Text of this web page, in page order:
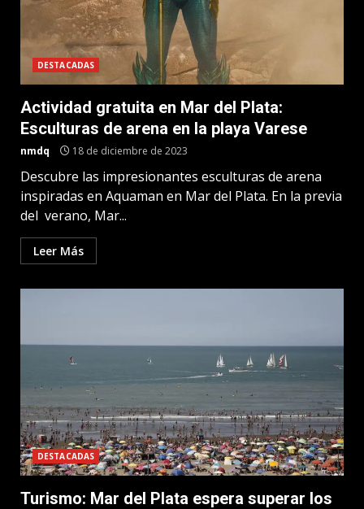
DESTACADAS
Actividad gratuita en Mar del Plata:
Esculturas de arena en la playa Varese
nmdq 18 de diciembre de 2023
Descubre las impresionantes esculturas de arena
inspiradas en Aquaman en Mar del Plata. En la previa
del verano, Mar...
Leer Más
DESTACADAS
Turismo: Mar del Plata espera superar los